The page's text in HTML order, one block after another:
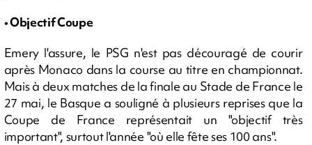
• Objectif Coupe
Emery l'assure, le PSG n'est pas découragé de courir
après Monaco dans la course au titre en championnat.
Mais à deux matches de la finale au Stade de France le
27 mai, le Basque a souligné à plusieurs reprises que la
Coupe de France représentait un "objectif très
important", surtout l'année "où elle fête ses 100 ans".